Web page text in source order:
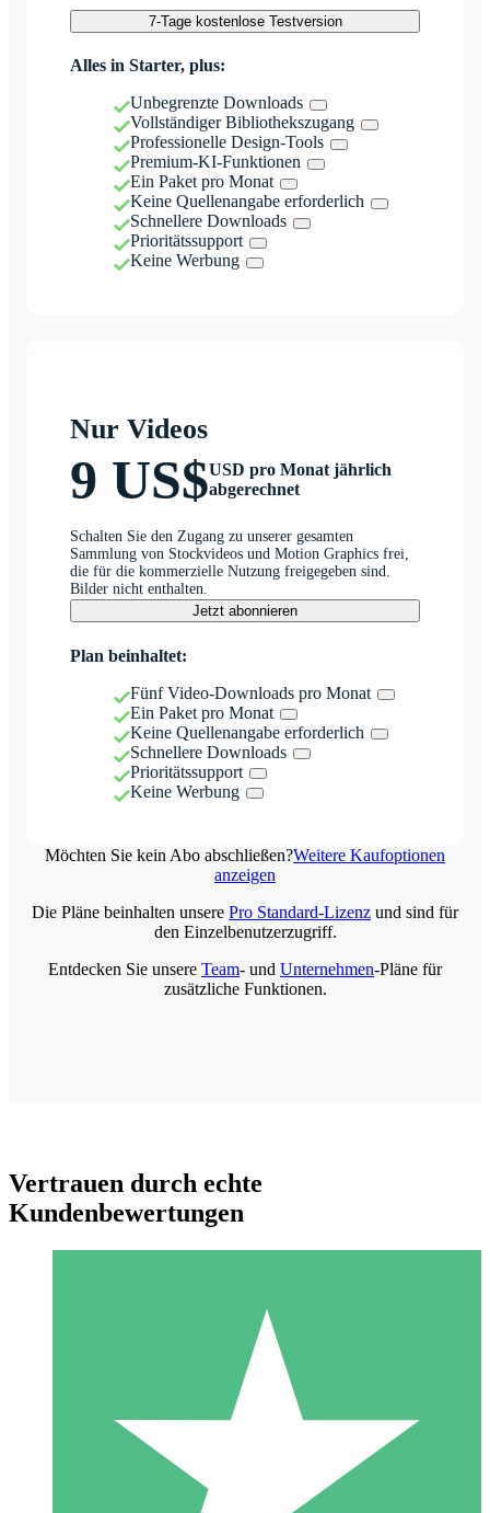
7-Tage kostenlose Testversion
Alles in Starter, plus:
Unbegrenzte Downloads
Vollständiger Bibliothekszugang
Professionelle Design-Tools
Premium-KI-Funktionen
Ein Paket pro Monat
Keine Quellenangabe erforderlich
Schnellere Downloads
Prioritätssupport
Keine Werbung
Nur Videos
9 US$USD pro Monat jährlich
abgerechnet
Schalten Sie den Zugang zu unserer gesamten
Sammlung von Stockvideos und Motion Graphics frei,
die für die kommerzielle Nutzung freigegeben sind.
Bilder nicht enthalten.
Jetzt abonnieren
Plan beinhaltet:
Fünf Video-Downloads pro Monat
Ein Paket pro Monat
Keine Quellenangabe erforderlich
Schnellere Downloads
Prioritätssupport
Keine Werbung
Möchten Sie kein Abo abschließen?Weitere Kaufoptionen
anzeigen
Individuelle Credit-Pakete
Zahlen Sie nach Bedarf mit Download-Credits. Keine
monatliche Verpflichtung erforderlich.
Die Pläne beinhalten unsere Pro Standard-Lizenz und sind für
den Einzelbenutzerzugriff.
Entdecken Sie unsere Team- und Unternehmen-Pläne für
zusätzliche Funktionen.
Vertrauen durch echte
Kundenbewertungen